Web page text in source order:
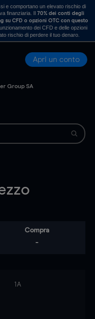
e comportano un elevato rischio di
finanziaria. Il70% dei conti degli
su CFD o opzioni OTC con questo
dei CFD e delle opzioni
rischio di perdere il tuo denaro.
Apri un conto
Group SA
Compra
-
1A